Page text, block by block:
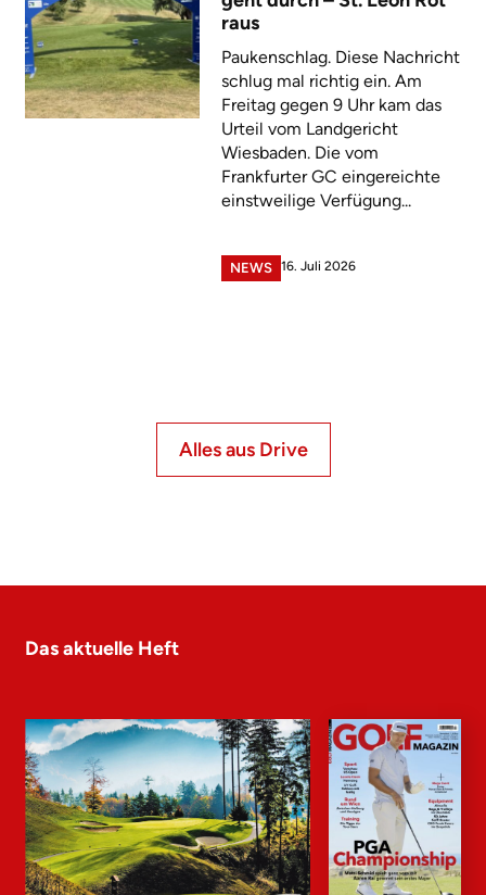
raus
Paukenschlag. Diese Nachricht
schlug mal richtig ein. Am
Freitag gegen 9 Uhr kam das
Urteil vom Landgericht
Wiesbaden. Die vom
Frankfurter GC eingereichte
einstweilige Verfügung...
NEWS 16. Juli 2026
Alles aus Drive
Das aktuelle Heft